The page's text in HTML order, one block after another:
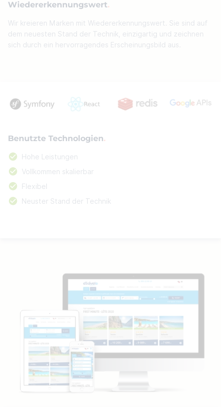
Wiedererkennungswert
Wir kreieren Marken mit Wiedererkennungswert. Sie sind auf
dem neuesten Stand der Technik, einzigartig und zeichnen
sich durch ein hervorragendes Erscheinungsbild aus.
Benutzte Technologien
Hohe Leistungen
Vollkommen skalierbar
Flexibel
Neuster Stand der Technik